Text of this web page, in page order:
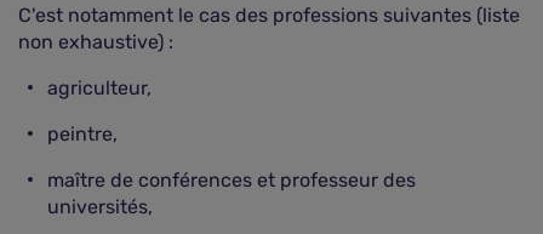
C'est notamment le cas des professions suivantes (liste
non exhaustive) :
agriculteur,
peintre,
maître de conférences et professeur des
universités,